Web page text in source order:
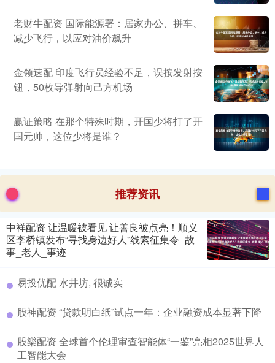
老财牛配资 国际能源署：居家办公、拼车、
减少飞行，以应对油价飙升
金领速配 印度飞行员经验不足，误按发射按
钮，50枚导弹射向己方机场
赢证策略 在那个特殊时期，开国少将打了开
国元帅，这位少将是谁？
推荐资讯
中祥配资 让温暖被看见 让善良被点亮！顺义
区李桥镇发布“寻找身边好人”线索征集令_故
事_老人_事迹
易投优配 水井坊, 很诚实
股神配资 “贷款明白纸”试点一年：企业融资成本显著下降
股樂配资 全球首个伦理审查智能体“一鉴”亮相2025世界人
工智能大会